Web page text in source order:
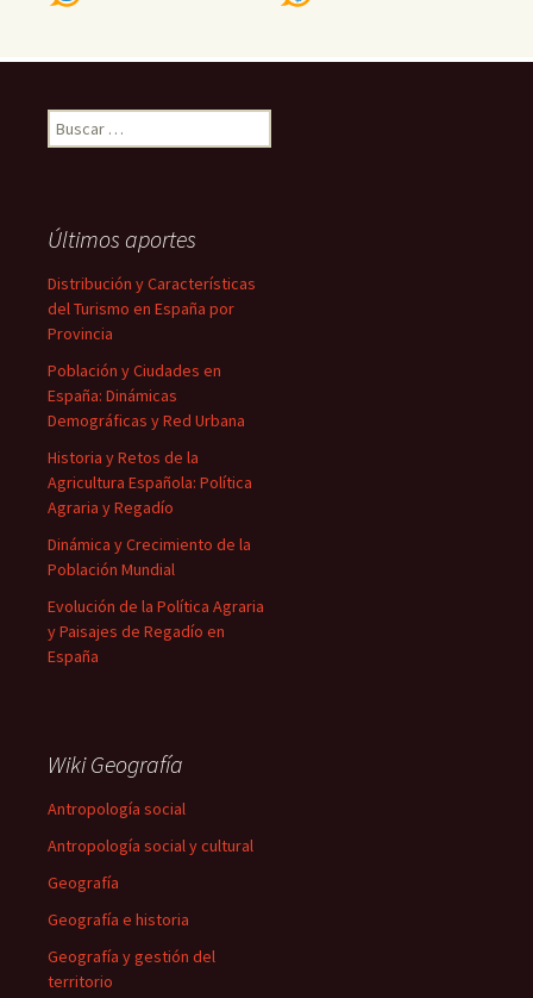
Buscar:
Últimos aportes
Distribución y Características
del Turismo en España por
Provincia
Población y Ciudades en
España: Dinámicas
Demográficas y Red Urbana
Historia y Retos de la
Agricultura Española: Política
Agraria y Regadío
Dinámica y Crecimiento de la
Población Mundial
Evolución de la Política Agraria
y Paisajes de Regadío en
España
Wiki Geografía
Antropología social
Antropología social y cultural
Geografía
Geografía e historia
Geografía y gestión del
territorio